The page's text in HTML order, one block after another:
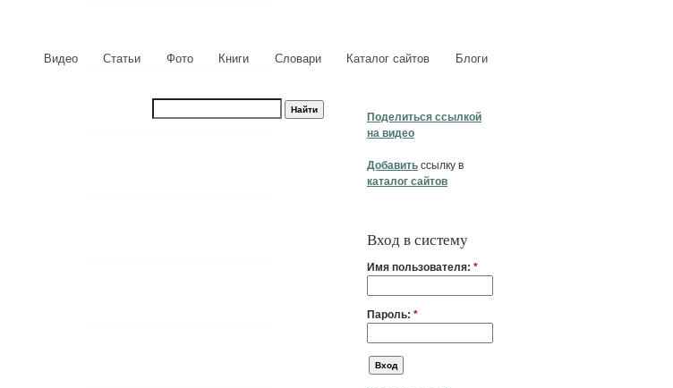
Видео Статьи Фото Книги Словари Каталог сайтов Блоги
Поделиться ссылкой
на видео
Добавить ссылку в
каталог сайтов
Вход в систему
Имя пользователя: *
Пароль: *